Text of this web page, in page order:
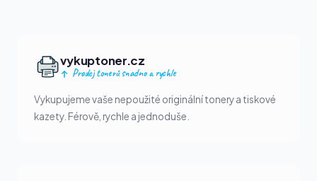
vykuptoner.cz
Prodej tonerů snadno a rychle
Vykupujeme vaše nepoužité originální tonery a tiskové
kazety. Férově, rychle a jednoduše.